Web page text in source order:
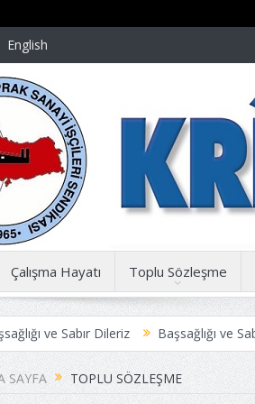
English
Çalışma Hayatı Toplu Sözleşme
Dileriz Başsağlığı ve Sabır Dileriz
SAYFA TOPLU SÖZLEŞME